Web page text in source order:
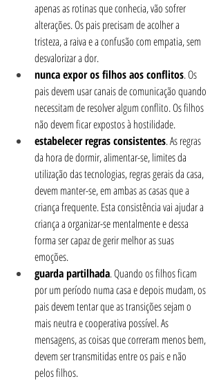
apenas as rotinas que conhecia, vão sofrer
alterações. Os pais precisam de acolher a
tristeza, a raiva e a confusão com empatia, sem
desvalorizar a dor.
nunca expor os filhos aos conflitos. Os
pais devem usar canais de comunicação quando
necessitam de resolver algum conflito. Os filhos
não devem ficar expostos à hostilidade.
estabelecer regras consistentes. As regras
da hora de dormir, alimentar-se, limites da
utilização das tecnologias, regras gerais da casa,
devem manter-se, em ambas as casas que a
criança frequente. Esta consistência vai ajudar a
criança a organizar-se mentalmente e dessa
forma ser capaz de gerir melhor as suas
emoções.
guarda partilhada. Quando os filhos ficam
por um período numa casa e depois mudam, os
pais devem tentar que as transições sejam o
mais neutra e cooperativa possível. As
mensagens, as coisas que correram menos bem,
devem ser transmitidas entre os pais e não
pelos filhos.